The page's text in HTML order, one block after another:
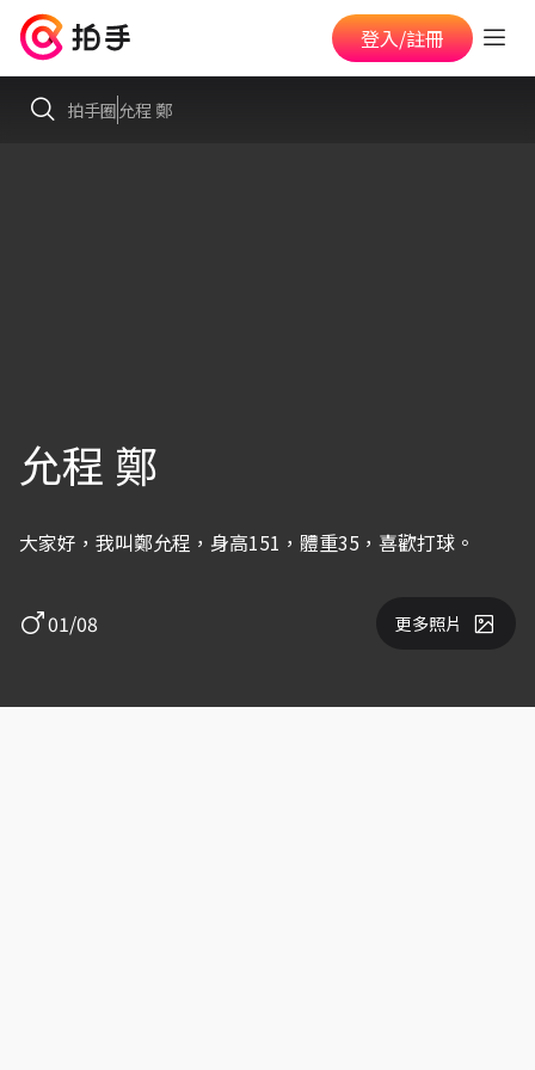
登入/註冊
拍手圈 允程 鄭
允程 鄭
大家好，我叫鄭允程，身高151，體重35，喜歡打球。
01/08 更多照片